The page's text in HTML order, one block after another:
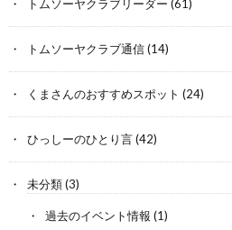
トムソーヤクラブリーダー (61)
トムソーヤクラブ通信(14)
くまさんのおすすめスポット (24)
ひっしーのひとり言(42)
未分類(3)
過去のイベント情報 (1)